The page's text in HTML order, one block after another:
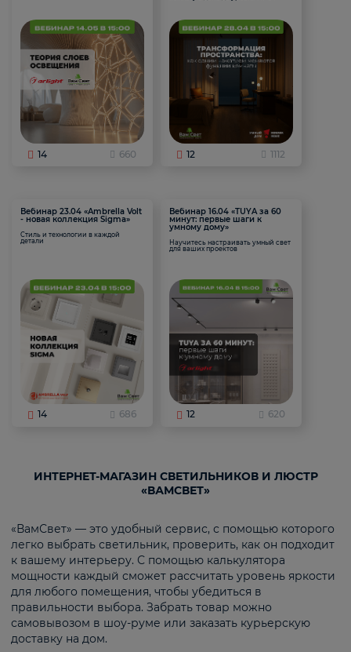
14 660 12 1112
Вебинар 23.04 «Ambrella Volt
- новая коллекция Sigma»
Стиль и технологии в каждой
детали
14 686
Вебинар 16.04 «TUYA за 60
минут: первые шаги к
умному дому»
Научитесь настраивать умный свет
для ваших проектов
12 620
ИНТЕРНЕТ-МАГАЗИН СВЕТИЛЬНИКОВ И ЛЮСТР
«ВАМСВЕТ»
«ВамСвет» — это удобный сервис, с помощью которого
легко выбрать светильник, проверить, как он подходит
к вашему интерьеру. С помощью калькулятора
мощности каждый сможет рассчитать уровень яркости
для любого помещения, чтобы убедиться в
правильности выбора. Забрать товар можно
самовывозом в шоу-руме или заказать курьерскую
доставку на дом.